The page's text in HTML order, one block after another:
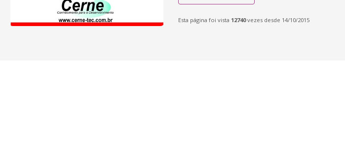
Esta página foi vista 12740vezes desde 14/10/2015